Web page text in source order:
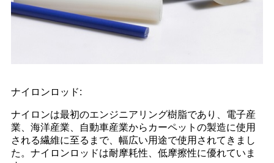
ナイロンロッド:
ナイロンは最初のエンジニアリング樹脂であり、電子産
業、海洋産業、自動車産業からカーペットの製造に使用
される繊維に至るまで、幅広い用途で使用されてきまし
た。ナイロンロッドは耐摩耗性、低摩擦性に優れていま